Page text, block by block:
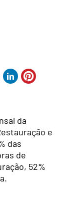
da
e
das
de
52%